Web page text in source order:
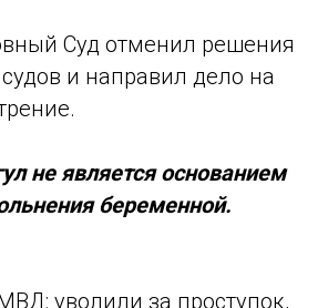
Суд отменил решения
и направил дело на
не является основанием
беременной.
уволили за проступок,